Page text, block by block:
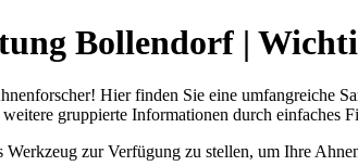
Bollendorf |
Hier finden Sie eine umfangreiche
gruppierte Informationen durch einfaches
zur Verfügung zu stellen, um Ihre